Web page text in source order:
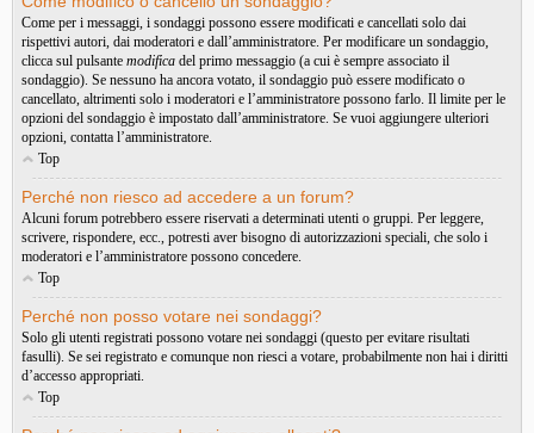
Come per i messaggi, i sondaggi possono essere modificati e cancellati solo dai
rispettivi autori, dai moderatori e dall’amministratore. Per modificare un sondaggio,
clicca sul pulsante modifica del primo messaggio (a cui è sempre associato il
sondaggio). Se nessuno ha ancora votato, il sondaggio può essere modificato o
cancellato, altrimenti solo i moderatori e l’amministratore possono farlo. Il limite per le
opzioni del sondaggio è impostato dall’amministratore. Se vuoi aggiungere ulteriori
opzioni, contatta l’amministratore.
Top
Perché non riesco ad accedere a un forum?
Alcuni forum potrebbero essere riservati a determinati utenti o gruppi. Per leggere,
scrivere, rispondere, ecc., potresti aver bisogno di autorizzazioni speciali, che solo i
moderatori e l’amministratore possono concedere.
Top
Perché non posso votare nei sondaggi?
Solo gli utenti registrati possono votare nei sondaggi (questo per evitare risultati
fasulli). Se sei registrato e comunque non riesci a votare, probabilmente non hai i diritti
d’accesso appropriati.
Top